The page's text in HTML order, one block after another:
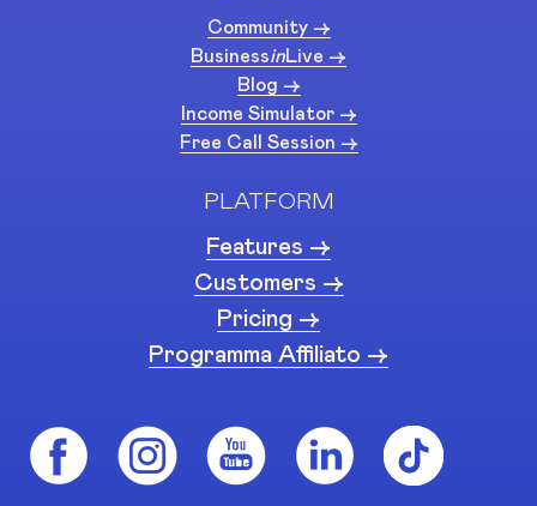
Community ->
BusinessinLive ->
Blog ->
Income Simulator ->
Free Call Session ->
PLATFORM
Features ->
Customers ->
Pricing ->
Programma Affiliato ->